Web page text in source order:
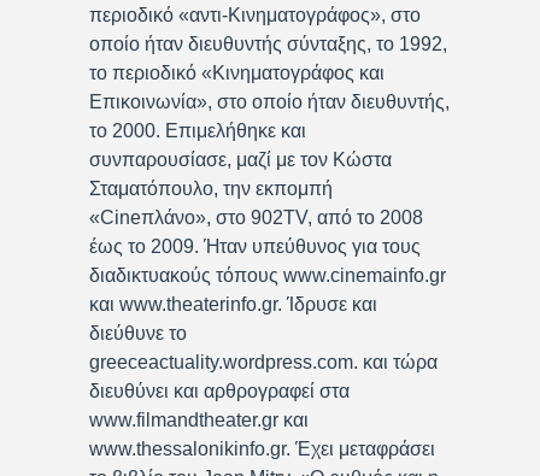
περιοδικό «αντι-Κινηματογράφος», στο
οποίο ήταν διευθυντής σύνταξης, το 1992,
το περιοδικό «Κινηματογράφος και
Επικοινωνία», στο οποίο ήταν διευθυντής,
το 2000. Επιμελήθηκε και
συνπαρουσίασε, μαζί με τον Κώστα
Σταματόπουλο, την εκπομπή
«Cineπλάνο», στο 902TV, από το 2008
έως το 2009. Ήταν υπεύθυνος για τους
διαδικτυακούς τόπους www.cinemainfo.gr
και www.theaterinfo.gr. Ίδρυσε και
διεύθυνε το
greeceactuality.wordpress.com. και τώρα
διευθύνει και αρθρογραφεί στα
www.filmandtheater.gr και
www.thessalonikinfo.gr. Έχει μεταφράσει